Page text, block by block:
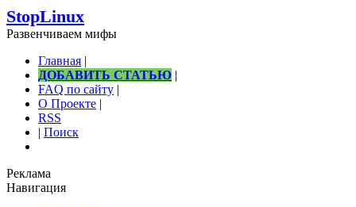
StopLinux
Развенчиваем мифы
Главная |
ДОБАВИТЬ СТАТЬЮ |
FAQ по сайту |
О Проекте |
RSS
| Поиск
Реклама
Навигация